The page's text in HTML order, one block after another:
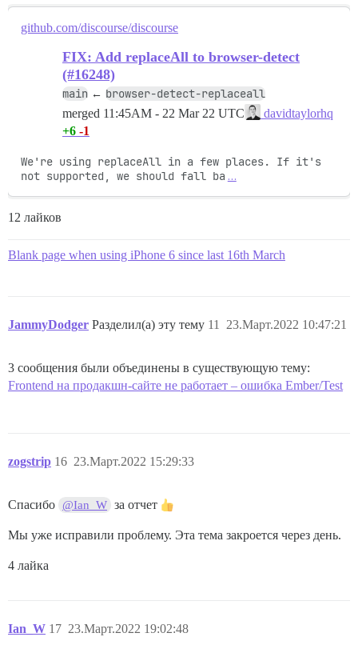
github.com/discourse/discourse
FIX: Add replaceAll to browser-detect
(#16248)
main ← browser-detect-replaceall
merged 11:45AM - 22 Mar 22 UTC
davidtaylorhq
+6 -1
We're using replaceAll in a few places. If it's
not supported, we should fall ba …
12 лайков
Blank page when using iPhone 6 since last 16th March
JammyDodger Разделил(а) эту тему 23.Март.2022 10:47:21
11
3 сообщения были объединены в существующую тему:
Frontend на продакшн-сайте не работает – ошибка Ember/Test
zogstrip 23.Март.2022 15:29:33
16
Спасибо @Ian_W за отчет
Мы уже исправили проблему. Эта тема закроется через день.
4 лайка
Ian_W 23.Март.2022 19:02:48
17